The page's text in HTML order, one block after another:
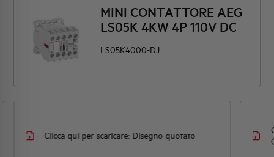
MINI CONTATTORE AEG
LS05K 4KW 4P 110V DC
LS05K4000-DJ
Clicca qui per scaricare: Disegno quotato